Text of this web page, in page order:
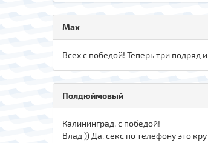
Max
Всех с победой! Теперь три подряд
Полдюймовый
Калининград, с победой!
Влад )) Да, секс по телефону это